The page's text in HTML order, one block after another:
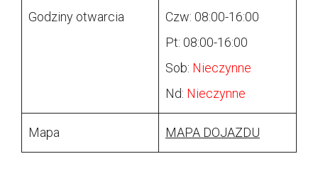
Godziny otwarcia
Czw: 08:00-16:00
Pt: 08:00-16:00
Sob: Nieczynne
Nd: Nieczynne
Mapa MAPA DOJAZDU